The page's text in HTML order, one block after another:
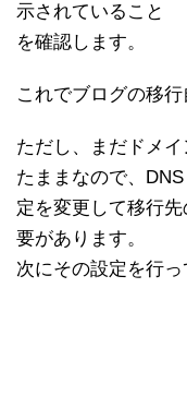
示されていること
を確認します。
これでブログの移行
ただし、まだドメ
たままなので、
定を変更して移行
要があります。
次にその設定を行っ